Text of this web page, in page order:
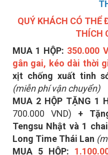
QUÝ KHÁCH CÓ THỂ
THÍCH
MUA 1 HỘP: 350.000
gân gai, kéo dài thời
xịt chống xuất tinh
(miễn phí vận chuyển)
MUA 2 HỘP TẶNG 1
700.000 VND) +
Tengsu Nhật và 1
Long Time Thái Lan
MUA 5 HỘP: